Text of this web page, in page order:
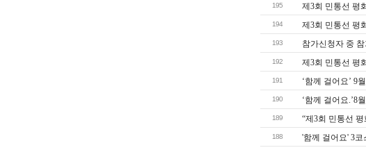
195 제3회 민통선 평
194 제3회 민통선 평
193 참가신청자 중
192 제3회 민통선 평
191 ‘함께 걸어요’ 9
190 ‘함께 걸어요.’8
189 “제3회 민통선
188 '함께 걸어요' 3코